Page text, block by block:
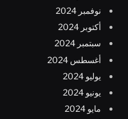
نوفمبر 2024
أكتوبر 2024
سبتمبر 2024
أغسطس 2024
يوليو 2024
يونيو 2024
مايو 2024